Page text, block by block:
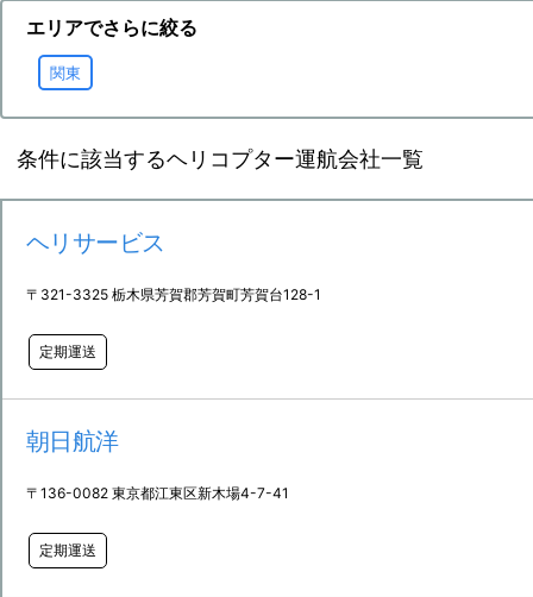
エリアでさらに絞る
関東
条件に該当するヘリコプター運航会社一覧
ヘリサービス
〒321-3325 栃木県芳賀郡芳賀町芳賀台128-1
定期運送
朝日航洋
〒136-0082 東京都江東区新木場4-7-41
定期運送